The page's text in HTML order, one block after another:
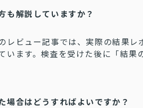
も解説していますか？
レビュー記事では、実際の結果
います。検査を受けた後に「結
場合はどうすればよいですか？